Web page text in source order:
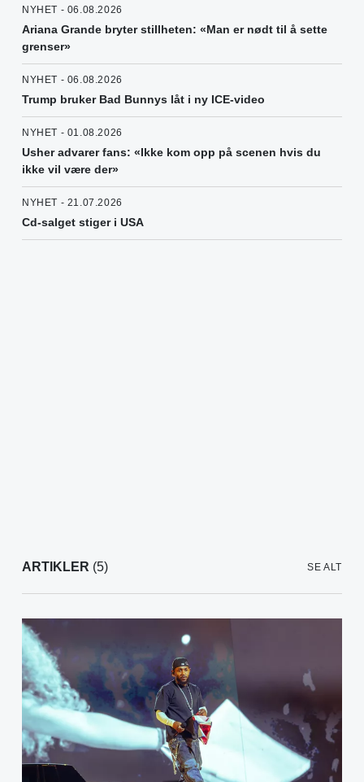
NYHET - 06.08.2026
Ariana Grande bryter stillheten: «Man er nødt til å sette
grenser»
NYHET - 06.08.2026
Trump bruker Bad Bunnys låt i ny ICE-video
NYHET - 01.08.2026
Usher advarer fans: «Ikke kom opp på scenen hvis du
ikke vil være der»
NYHET - 21.07.2026
Cd-salget stiger i USA
ARTIKLER (5) SE ALT